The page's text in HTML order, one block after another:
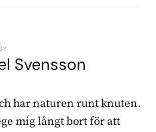
Svensson
har naturen runt knuten.
mig långt bort för att